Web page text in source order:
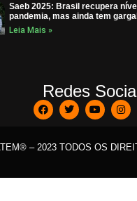
Saeb 2025: Brasil recupera
pandemia, mas ainda tem
Leia Mais »
Redes
– 2023 TODOS OS